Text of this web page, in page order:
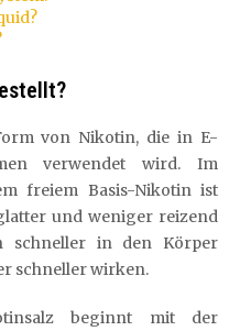
von Nikotin, die in E-
verwendet wird. Im
freiem Basis-Nikotin ist
und weniger reizend
schneller in den Körper
schneller wirken.
beginnt mit der